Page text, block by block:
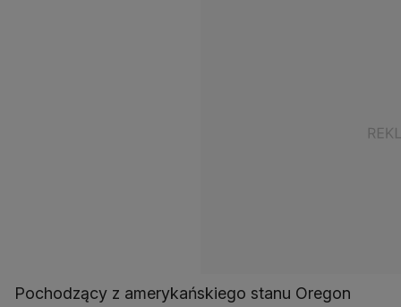
Pochodzący z amerykańskiego stanu Oregon